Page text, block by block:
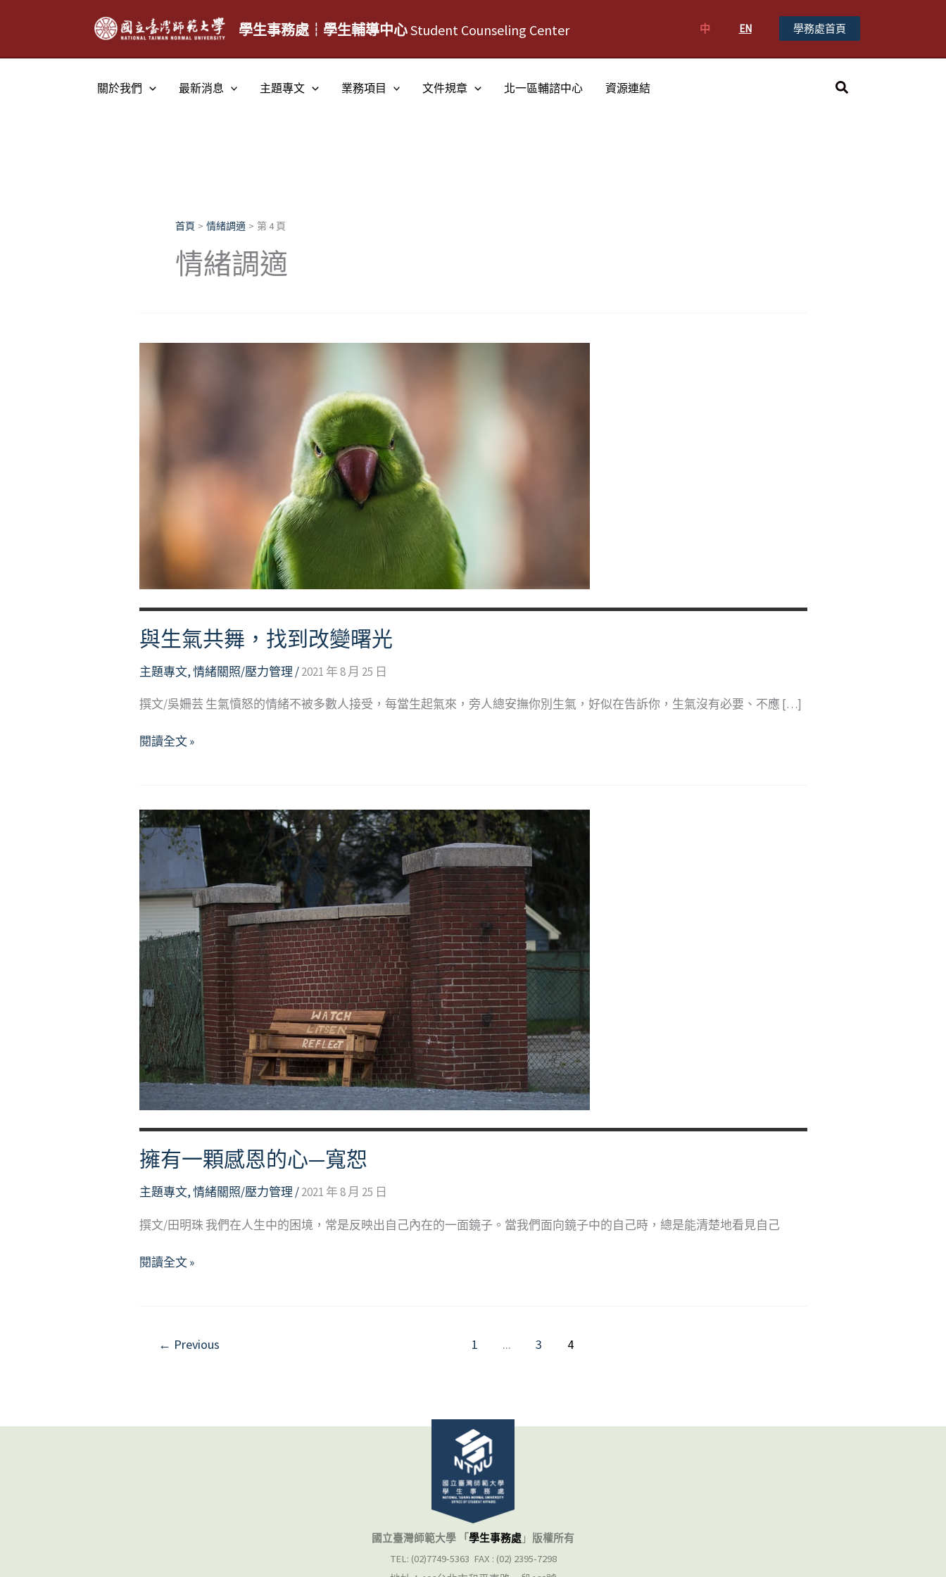
學生事務處┆學生輔導中心Student Counseling Center 中 EN 學務處首頁
關於我們 最新消息 主題專文 業務項目 文件規章 北一區輔諮中心 資源連結
搜
首頁 情緒調適 第 4 頁
情緒調適
與生氣共舞，找到改變曙光
主題專文,情緒關照/壓力管理 /2021 年 8 月 25 日
撰文/吳姍芸 生氣憤怒的情緒不被多數人接受，每當生起氣來，旁人總安撫你別生氣，好似在告訴你，生氣沒有必要、不應 […]
與
舞，
找
到
改
變
光
閱讀全文 »
擁有一顆感恩的心—寬恕
主題專文,情緒關照/壓力管理/2021 年 8 月 25 日
撰文/田明珠 我們在人生中的困境，常是反映出自己內在的一面鏡子。當我們面向鏡子中的自己時，總是能清楚地看見自己
擁
閱讀全文 »
← Previous 1 ... 3 4
國立臺灣師範大學 「學生事務處 」 版權所有
TEL: (02)7749-5363 FAX : (02) 2395-7298